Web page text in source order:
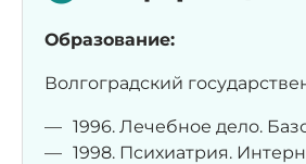
Образование:
Волгоградский
1996. Лечебное дело.
1998. Психиатрия.